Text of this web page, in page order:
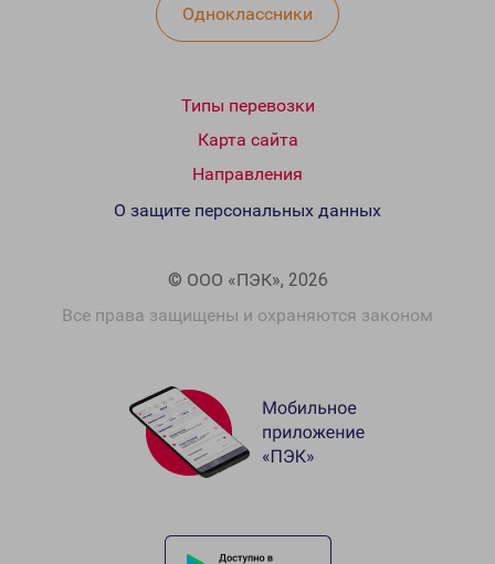
Одноклассники
Типы перевозки
Карта сайта
Направления
© ООО «ПЭК», 2026
Все права защищены и охраняются законом
О защите персональных данных